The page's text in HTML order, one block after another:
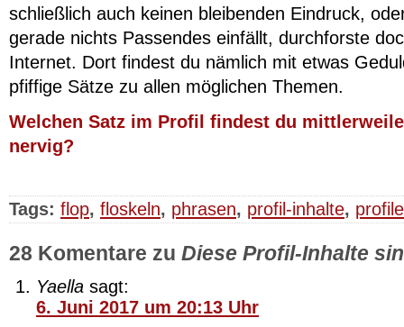
schließlich auch keinen bleibenden Eindruck,
gerade nichts Passendes einfällt, durchforste
Internet. Dort findest du nämlich mit etwas
pfiffige Sätze zu allen möglichen Themen.
Welchen Satz im Profil findest du
nervig?
Tags: flop, floskeln, phrasen, profil-inhalte, profile
28 Komentare zu Diese Profil-Inhalte
Yaella sagt:
6. Juni 2017 um 20:13 Uhr